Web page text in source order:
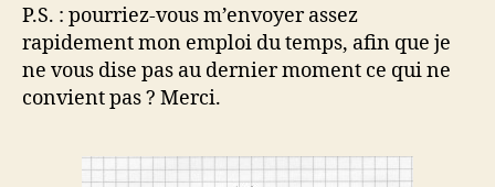
P.S. : pourriez-vous m’envoyer assez
rapidement mon emploi du temps, afin que je
ne vous dise pas au dernier moment ce qui ne
convient pas ? Merci.